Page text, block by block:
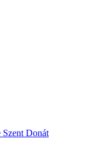
Szent Donát